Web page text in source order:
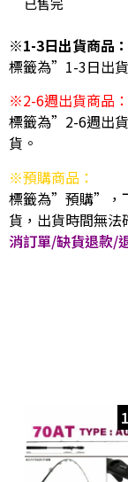
※1-3日出貨商品：
標籤為”1-3日出
※2-6週出貨商品：
標籤為”2-6週出
貨。
※預購商品：
標籤為”預購”，
貨，出貨時間無法
消訂單/缺貨退款/